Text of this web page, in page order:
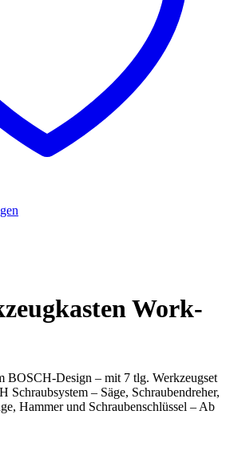
Work-
BOSCH-Design – mit 7 tlg. Werkzeugset
Schraubsystem – Säge, Schraubendreher,
Hammer und Schraubenschlüssel – Ab